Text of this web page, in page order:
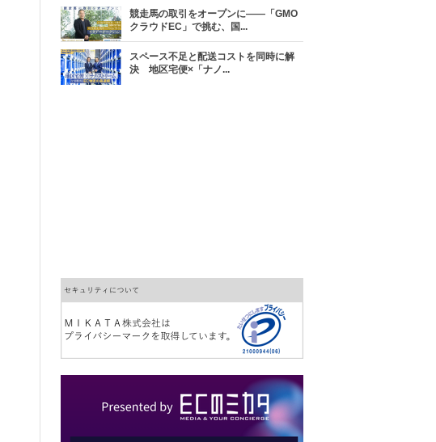
競走馬の取引をオープンに――「GMO
クラウドEC」で挑む、国...
スペース不足と配送コストを同時に解
決 地区宅便×「ナノ...